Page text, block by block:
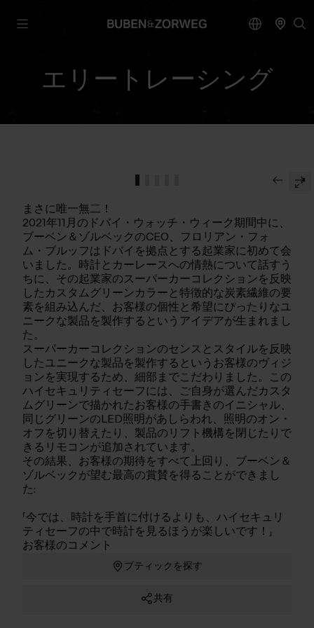
エリートレーシング
まさに唯一無二！
2021年11月のドバイ・ウォッチ・ウィーク期間中に、
ブーベン＆ゾルベックのCEO、フロリアン・フォ
ム・ブルッフはドバイを拠点とする起業家に初めて会
いました。時計とカーレースへの情熱について話すう
ちに、その起業家のスーパーカーコレクションを反映
したカスタムグリーンカラーと特徴的な炭素繊維の要
素を組み込んだ、お客様の個性と希望にぴったりなユ
ニークな製品を製作するというアイデアが生まれまし
た。
スーパーカーコレクションのセンスとスタイルを反映
したユニークな製品を製作するというお客様のヴィジ
ョンを実現するため、細部までこだわりました。この
ハイセキュリティセーフには、ご自身が選んだカスタ
ムグリーンで描かれたお客様の手書きのイニシャル、
同じグリーンのLED照明があしらわれ、照明のオン・
オフを切り替えたり、製品のリフト機構を閉じたりで
きるリモコンが追加されています。
その結果、お客様の期待をすべて上回り、ブーベン＆
ゾルベックが望む最高の賞賛を得ることができまし
た:
「今では、時計を手首に付けるよりも、ハイセキュリ
ティセーフの中で時計を見るほうが楽しいです！」
お客様のコメント
ブティックを探す
共有